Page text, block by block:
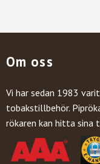
Om oss
Vi har sedan 1983
tobakstillbehör.
rökaren kan hitta sina